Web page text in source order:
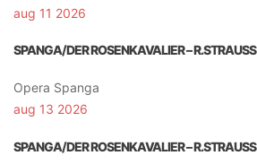
aug 11 2026
SPANGA/DER ROSENKAVALIER – R.STRAUSS
Opera Spanga
aug 13 2026
SPANGA/DER ROSENKAVALIER – R.STRAUSS